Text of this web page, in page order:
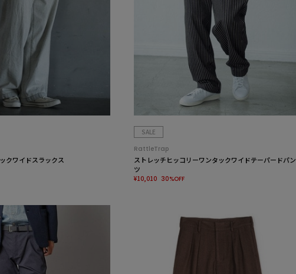
クワイドスラックス
SALE
RattleTrap
ストレッチヒッコリーワンタックワイドテーパードパン
ツ
¥10,010 30%OFF